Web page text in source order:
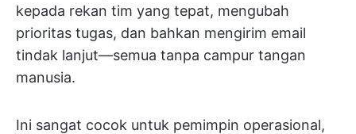
kepada rekan tim yang tepat, mengubah
prioritas tugas, dan bahkan mengirim email
tindak lanjut—semua tanpa campur tangan
manusia.
Ini sangat cocok untuk pemimpin operasional,